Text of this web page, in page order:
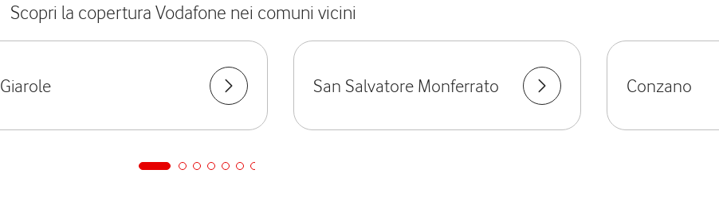
Scopri la copertura Vodafone nei comuni vicini
Giarole San Salvatore Monferrato Conzano